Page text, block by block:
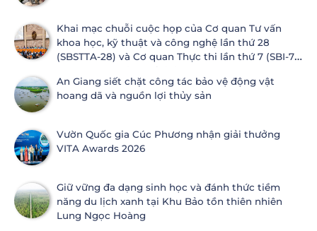
Khai mạc chuỗi cuộc họp của Cơ quan Tư vấn
khoa học, kỹ thuật và công nghệ lần thứ 28
(SBSTTA-28) và Cơ quan Thực thi lần thứ 7 (SBI-7)
An Giang siết chặt công tác bảo vệ động vật
hoang dã và nguồn lợi thủy sản
Vườn Quốc gia Cúc Phương nhận giải thưởng
VITA Awards 2026
Giữ vững đa dạng sinh học và đánh thức tiềm
năng du lịch xanh tại Khu Bảo tồn thiên nhiên
Lung Ngọc Hoàng